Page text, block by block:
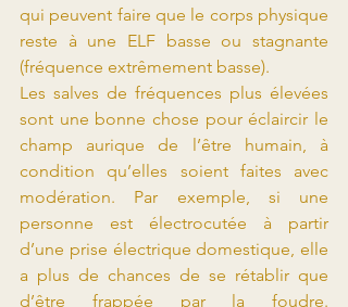
qui peuvent faire que le corps physique
reste à une ELF basse ou stagnante
(fréquence extrêmement basse).
Les salves de fréquences plus élevées
sont une bonne chose pour éclaircir le
champ aurique de l’être humain, à
condition qu’elles soient faites avec
modération. Par exemple, si une
personne est électrocutée à partir
d’une prise électrique domestique, elle
a plus de chances de se rétablir que
d’être frappée par la foudre.